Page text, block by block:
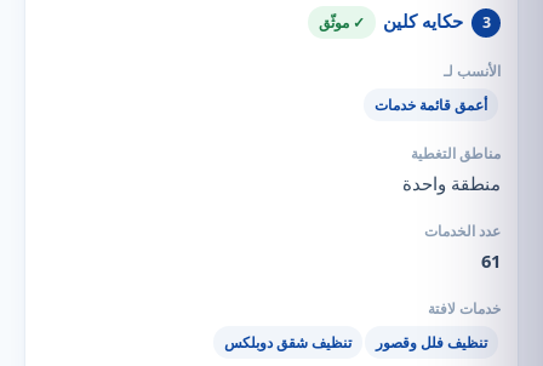
3 حكايه كلين ✓ موثّق
أعمق قائمة خدمات
منطقة واحدة
61
تنظيف فلل وقصور تنظيف شقق دوبلكس